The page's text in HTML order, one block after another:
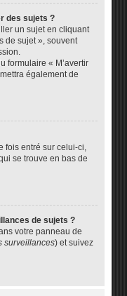
des sujets ?
un sujet en cliquant
de sujet », souvent
formulaire « M’avertir
également de
fois entré sur celui-ci,
se trouve en bas de
de sujets ?
votre panneau de
surveillances) et suivez